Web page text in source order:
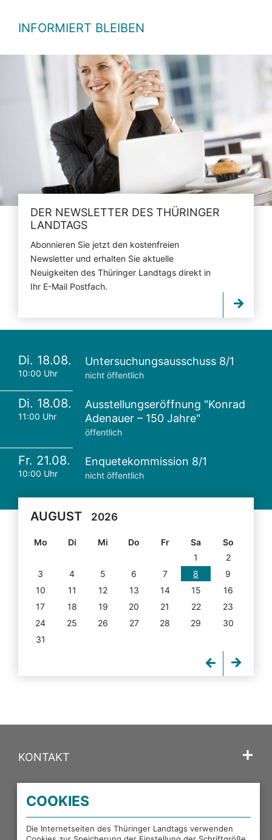
INFORMIERT BLEIBEN
DER NEWSLETTER DES THÜRINGER
LANDTAGS
Abonnieren Sie jetzt den kostenfreien
Newsletter und erhalten Sie aktuelle
Neuigkeiten des Thüringer Landtags direkt in
Ihr E-Mail Postfach.
Di. 18.08.
10:00 Uhr
Untersuchungsausschuss 8/1
nicht öffentlich
Di. 18.08.
11:00 Uhr
Ausstellungseröffnung "Konrad
Adenauer – 150 Jahre"
öffentlich
Fr. 21.08.
10:00 Uhr
Enquetekommission 8/1
nicht öffentlich
AUGUST 2026
Mo Di Mi Do Fr Sa
So
1
2
3
4 5 6 7 8
9
10
11 12 13 14 15
16
17
18 19 20 21 22
23
24
25 26 27 28 29
30
31
KONTAKT
PORTALE DES THÜRINGER LANDTAGS
COOKIES
Die Internetseiten des Thüringer Landtags verwenden